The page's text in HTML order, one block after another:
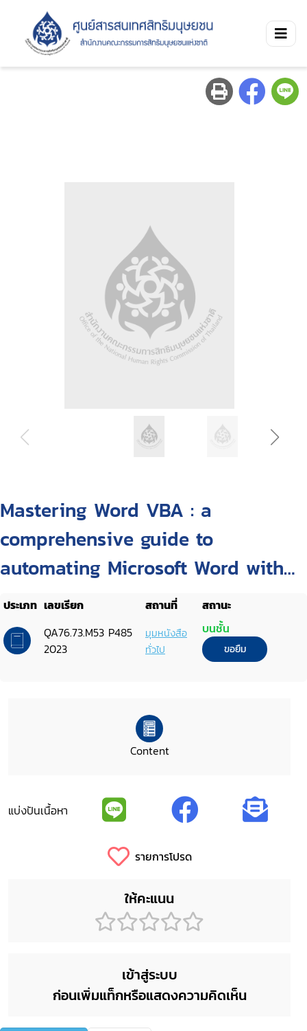
Mastering Word VBA : a
comprehensive guide to
automating Microsoft Word with
Visual Basic for applications
ประเภท เลขเรียก สถานที่
สถานะ
QA76.73.M53 P485
2023
มุมหนังสือ
ทั่วไป
บนชั้น
ขอยืม
Content
แบ่งปันเนื้อหา
รายการโปรด
ให้คะแนน
เข้าสู่ระบบ
ก่อนเพิ่มแท็กหรือแสดงความคิดเห็น